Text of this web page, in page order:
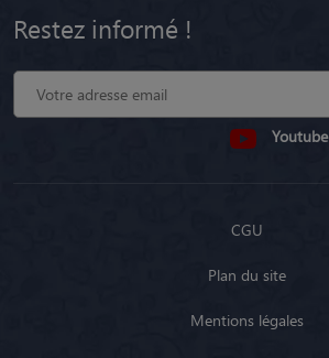
Restez informé !
Youtube
CGU
Plan du site
Mentions légales